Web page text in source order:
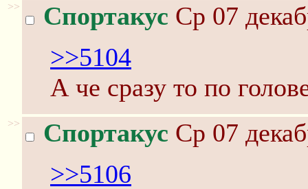
>> Спортакус Ср 07
>>5104
А че сразу то по
>> Спортакус Ср 07
>>5106